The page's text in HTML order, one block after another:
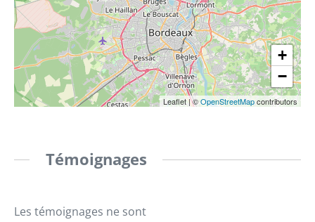
+
−
Leaflet|©OpenStreetMapcontributors
Témoignages
Les témoignages ne sont